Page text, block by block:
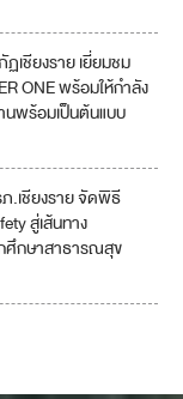
เชียงราย เยี่ยมชม
ONE พร้อมให้กำลัง
นพร้อมเป็นต้นแบบ
.เชียงราย จัดพิธี
สู่เส้นทาง
ศึกษาสาธารณสุข